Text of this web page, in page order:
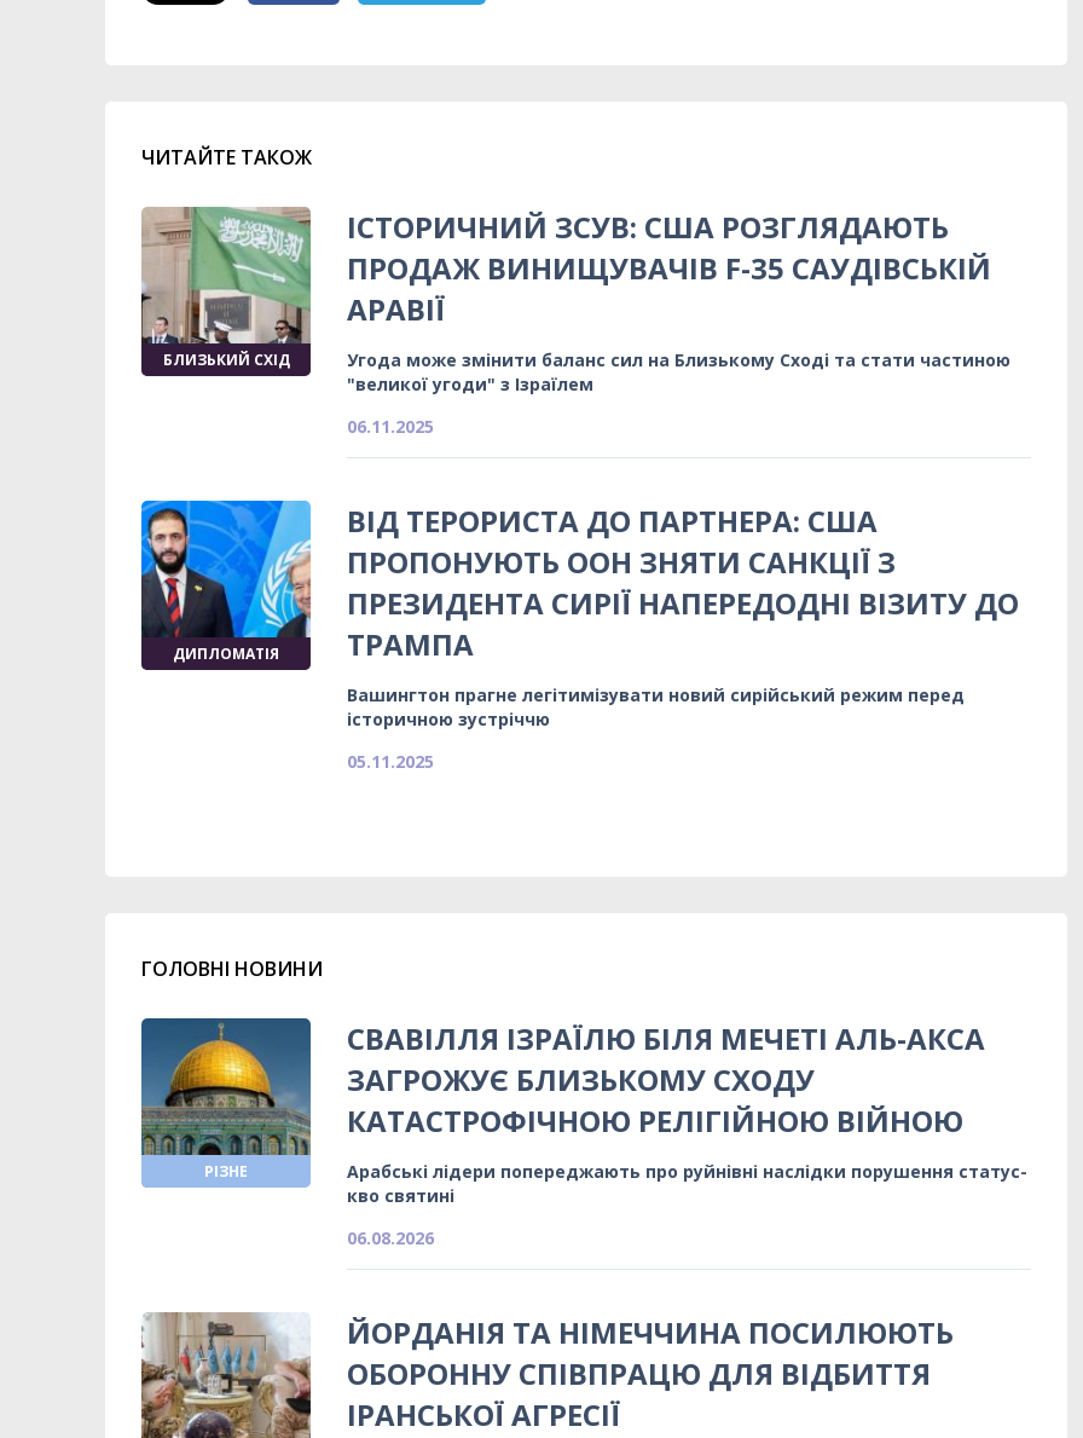
ЧИТАЙТЕ ТАКОЖ
БЛИЗЬКИЙ СХІД
ІСТОРИЧНИЙ ЗСУВ: США РОЗГЛЯДАЮТЬ
ПРОДАЖ ВИНИЩУВАЧІВ F-35 САУДІВСЬКІЙ
АРАВІЇ
Угода може змінити баланс сил на Близькому Сході та стати частиною
"великої угоди" з Ізраїлем
06.11.2025
ДИПЛОМАТІЯ
ВІД ТЕРОРИСТА ДО ПАРТНЕРА: США
ПРОПОНУЮТЬ ООН ЗНЯТИ САНКЦІЇ З
ПРЕЗИДЕНТА СИРІЇ НАПЕРЕДОДНІ ВІЗИТУ ДО
ТРАМПА
Вашингтон прагне легітимізувати новий сирійський режим перед
історичною зустріччю
05.11.2025
ГОЛОВНІ НОВИНИ
РІЗНЕ
СВАВІЛЛЯ ІЗРАЇЛЮ БІЛЯ МЕЧЕТІ АЛЬ-АКСА
ЗАГРОЖУЄ БЛИЗЬКОМУ СХОДУ
КАТАСТРОФІЧНОЮ РЕЛІГІЙНОЮ ВІЙНОЮ
Арабські лідери попереджають про руйнівні наслідки порушення статус-
кво святині
06.08.2026
ЙОРДАНІЯ ТА НІМЕЧЧИНА ПОСИЛЮЮТЬ
ОБОРОННУ СПІВПРАЦЮ ДЛЯ ВІДБИТТЯ
ІРАНСЬКОЇ АГРЕСІЇ